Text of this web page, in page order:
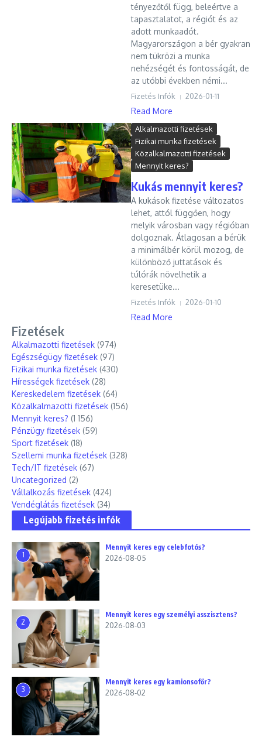
tényezőtől függ, beleértve a
tapasztalatot, a régiót és az
adott munkaadót.
Magyarországon a bér gyakran
nem tükrözi a munka
nehézségét és fontosságát, de
az utóbbi években némi...
Fizetés Infók 2026-01-11
Read More
Alkalmazotti fizetések
Fizikai munka fizetések
Közalkalmazotti fizetések
Mennyit keres?
Kukás mennyit keres?
A kukások fizetése változatos
lehet, attól függően, hogy
melyik városban vagy régióban
dolgoznak. Átlagosan a bérük
a minimálbér körül mozog, de
különböző juttatások és
túlórák növelhetik a
keresetüke...
Fizetés Infók 2026-01-10
Read More
Fizetések
Alkalmazotti fizetések (974)
Egészségügy fizetések (97)
Fizikai munka fizetések (430)
Hírességek fizetések (28)
Kereskedelem fizetések (64)
Közalkalmazotti fizetések (156)
Mennyit keres? (1 156)
Pénzügy fizetések (59)
Sport fizetések (18)
Szellemi munka fizetések (328)
Tech/IT fizetések (67)
Uncategorized (2)
Vállalkozás fizetések (424)
Vendéglátás fizetések (34)
Legújabb fizetés infók
1
Mennyit keres egy celebfotós?
2026-08-05
2
Mennyit keres egy személyi asszisztens?
2026-08-03
3
Mennyit keres egy kamionsofőr?
2026-08-02